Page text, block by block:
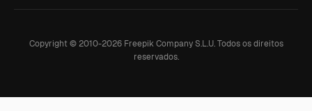
Copyright © 2010-2026Freepik Company S.L.U. Todos os direitos
reservados.